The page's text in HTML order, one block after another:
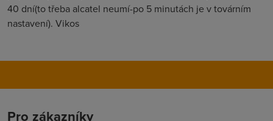
40 dní(to třeba alcatel neumí-po 5 minutách je v továrním
nastavení). Vikos
Pro zákazníky